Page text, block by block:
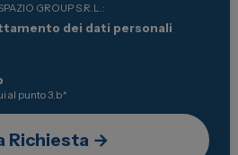
GROUP S.R.L.:
dei dati personali
al punto 3.b*